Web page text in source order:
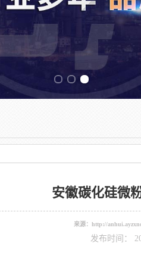
安徽碳化硅微
来源： http://
发布时间：